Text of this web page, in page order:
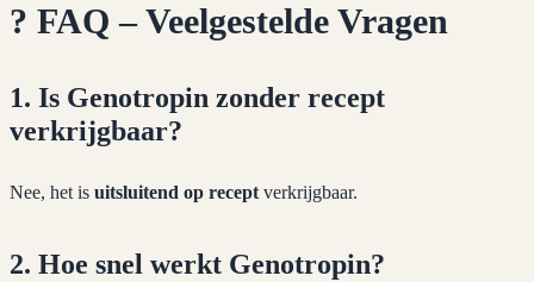
? FAQ – Veelgestelde Vragen
1. Is Genotropin zonder recept
verkrijgbaar?
Nee, het is uitsluitend op receptverkrijgbaar.
2. Hoe snel werkt Genotropin?